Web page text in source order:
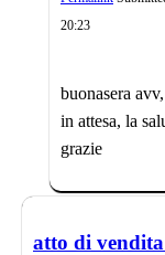
20:23
buonasera
in attesa, la
grazie
atto di